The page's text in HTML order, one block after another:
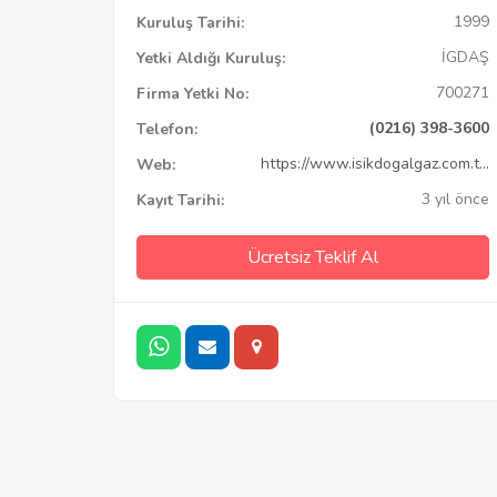
Kuruluş Tarihi:
1999
Yetki Aldığı Kuruluş:
İGDAŞ
Firma Yetki No:
700271
Telefon:
(0216) 398-3600
Web:
https://www.isikdogalgaz.com.t...
Kayıt Tarihi:
3 yıl önce
Ücretsiz Teklif Al